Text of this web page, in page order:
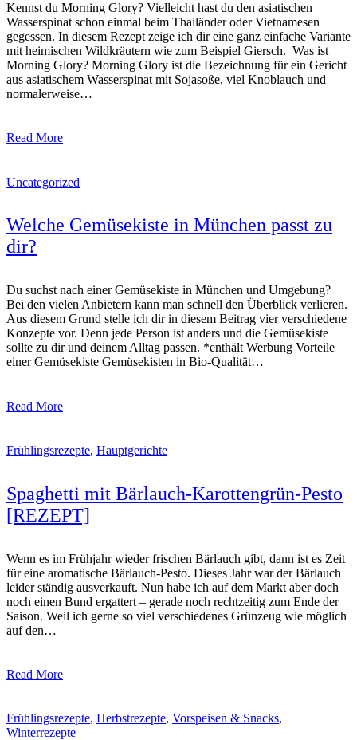
Kennst du Morning Glory? Vielleicht hast du den asiatischen
Wasserspinat schon einmal beim Thailänder oder Vietnamesen
gegessen. In diesem Rezept zeige ich dir eine ganz einfache Variante
mit heimischen Wildkräutern wie zum Beispiel Giersch. Was ist
Morning Glory? Morning Glory ist die Bezeichnung für ein Gericht
aus asiatischem Wasserspinat mit Sojasoße, viel Knoblauch und
normalerweise…
Read More
Uncategorized
Welche Gemüsekiste in München passt zu
dir?
Du suchst nach einer Gemüsekiste in München und Umgebung?
Bei den vielen Anbietern kann man schnell den Überblick verlieren.
Aus diesem Grund stelle ich dir in diesem Beitrag vier verschiedene
Konzepte vor. Denn jede Person ist anders und die Gemüsekiste
sollte zu dir und deinem Alltag passen. *enthält Werbung Vorteile
einer Gemüsekiste Gemüsekisten in Bio-Qualität…
Read More
Frühlingsrezepte, Hauptgerichte
Spaghetti mit Bärlauch-Karottengrün-Pesto
[REZEPT]
Wenn es im Frühjahr wieder frischen Bärlauch gibt, dann ist es Zeit
für eine aromatische Bärlauch-Pesto. Dieses Jahr war der Bärlauch
leider ständig ausverkauft. Nun habe ich auf dem Markt aber doch
noch einen Bund ergattert – gerade noch rechtzeitig zum Ende der
Saison. Weil ich gerne so viel verschiedenes Grünzeug wie möglich
auf den…
Read More
Frühlingsrezepte, Herbstrezepte, Vorspeisen & Snacks,
Winterrezepte